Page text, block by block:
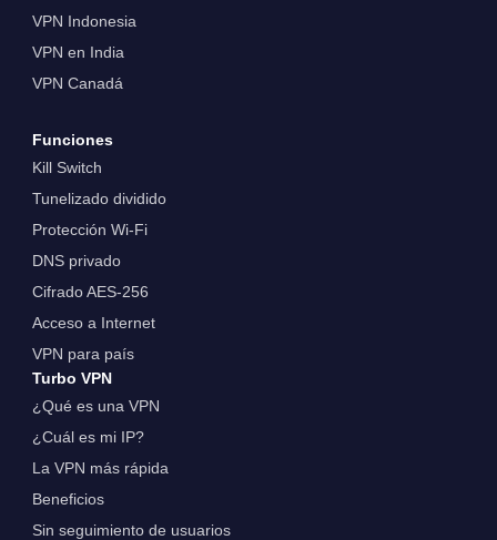
VPN Indonesia
VPN en India
VPN Canadá
Funciones
Kill Switch
Tunelizado dividido
Protección Wi-Fi
DNS privado
Cifrado AES-256
Acceso a Internet
VPN para país
Turbo VPN
¿Qué es una VPN
¿Cuál es mi IP?
La VPN más rápida
Beneficios
Sin seguimiento de usuarios